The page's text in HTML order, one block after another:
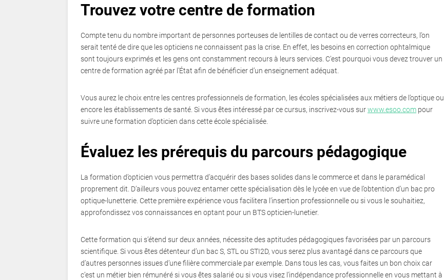
Trouvez votre centre de formation
Compte tenu du nombre important de personnes porteuses de lentilles de contact ou de verres correcteurs, l’on
serait tenté de dire que les opticiens ne connaissent pas la crise. En effet, les besoins en correction ophtalmique
sont toujours exprimés et les gens ont constamment recours à leurs services. C’est pourquoi vous devez trouver un
centre de formation agréé par l’État afin de bénéficier d’un enseignement adéquat.
Vous aurez le choix entre les centres professionnels de formation, les écoles spécialisées aux métiers de l’optique ou
encore les établissements de santé. Si vous êtes intéressé par ce cursus, inscrivez-vous surwww.esoo.com pour
suivre une formation d’opticien dans cette école spécialisée.
Évaluez les prérequis du parcours pédagogique
La formation d’opticien vous permettra d’acquérir des bases solides dans le commerce et dans le paramédical
proprement dit. D’ailleurs vous pouvez entamer cette spécialisation dès le lycée en vue de l’obtention d’un bac pro
optique-lunetterie. Cette première expérience vous facilitera l’insertion professionnelle ou si vous le souhaitiez,
approfondissez vos connaissances en optant pour un BTS opticien-lunetier.
Cette formation qui s’étend sur deux années, nécessite des aptitudes pédagogiques favorisées par un parcours
scientifique. Si vous êtes détenteur d’un bac S, STL ou STI2D, vous serez plus avantagé dans ce parcours que
d’autres personnes issues d’une filière commerciale par exemple. Dans tous les cas, vous faites un bon choix car
c’est un métier bien rémunéré si vous êtes salarié ou si vous visez l’indépendance professionnelle en vous mettant à